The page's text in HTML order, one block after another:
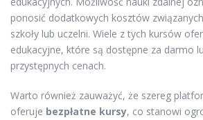
ponosić dodatkowych kosztów
szkoły lub uczelni. Wiele z tych kursów
edukacyjne, które są dostępne za darmo
przystępnych cenach.
Warto również zauważyć, że szereg
oferuje bezpłatne kursy, co stanowi